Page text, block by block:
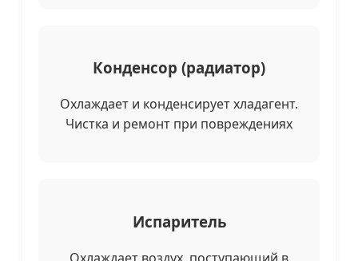
Конденсор (радиатор)
Охлаждает и конденсирует хладагент.
Чистка и ремонт при повреждениях
Испаритель
Охлаждает воздух, поступающий в